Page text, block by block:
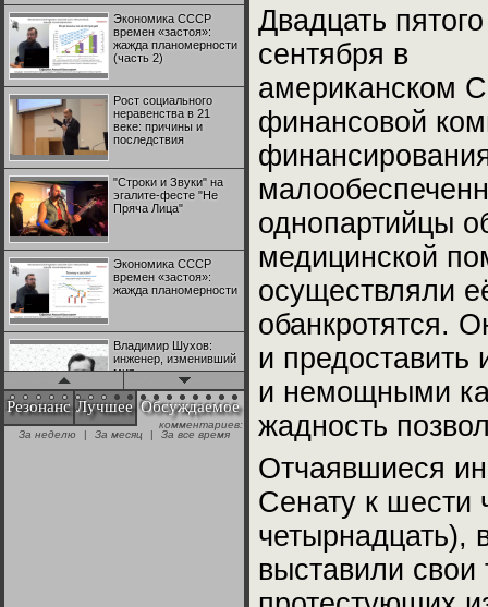
Экономика СССР
времен «застоя»:
жажда планомерности
(часть 2)
Рост социального
неравенства в 21
веке: причины и
последствия
"Строки и Звуки" на
эгалите-фесте "Не
Пряча Лица"
Экономика СССР
времен «застоя»:
жажда планомерности
Владимир Шухов:
инженер, изменивший
мир
"Аркадий Коц" на
эгалите-фесте "Не
Резонанс Лучшее Обсуждаемое
комментариев:
За неделю
| За месяц | За все время
Двадцать пятого
сентября в
американском
финансовой
однопартийцы
медицинской
осуществляли
обанкротятся.
и
и немощными
жадность
Отчаявшиеся
Сенату к шести
четырнадцать),
выставили